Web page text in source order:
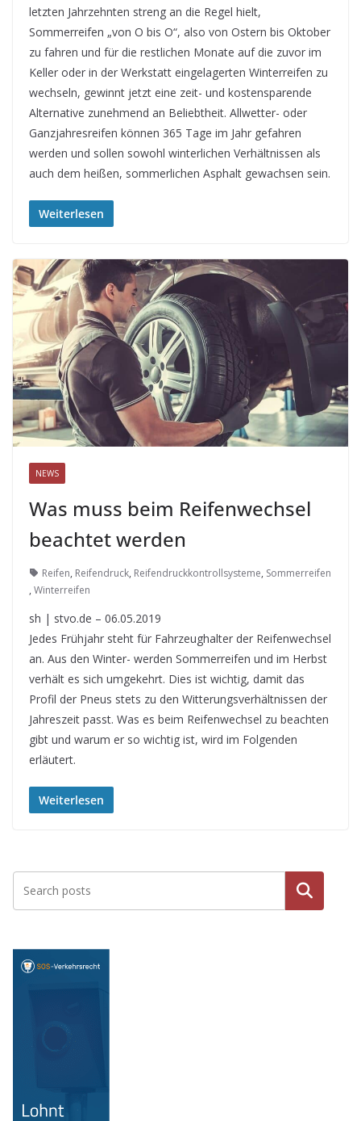
letzten Jahrzehnten streng an die Regel hielt,
Sommerreifen „von O bis O“, also von Ostern bis Oktober
zu fahren und für die restlichen Monate auf die zuvor im
Keller oder in der Werkstatt eingelagerten Winterreifen zu
wechseln, gewinnt jetzt eine zeit- und kostensparende
Alternative zunehmend an Beliebtheit. Allwetter- oder
Ganzjahresreifen können 365 Tage im Jahr gefahren
werden und sollen sowohl winterlichen Verhältnissen als
auch dem heißen, sommerlichen Asphalt gewachsen sein.
Weiterlesen
NEWS
Was muss beim Reifenwechsel
beachtet werden
Reifen, Reifendruck, Reifendruckkontrollsysteme, Sommerreifen
, Winterreifen
sh | stvo.de – 06.05.2019
Jedes Frühjahr steht für Fahrzeughalter der Reifenwechsel
an. Aus den Winter- werden Sommerreifen und im Herbst
verhält es sich umgekehrt. Dies ist wichtig, damit das
Profil der Pneus stets zu den Witterungsverhältnissen der
Jahreszeit passt. Was es beim Reifenwechsel zu beachten
gibt und warum er so wichtig ist, wird im Folgenden
erläutert.
Weiterlesen
Suche